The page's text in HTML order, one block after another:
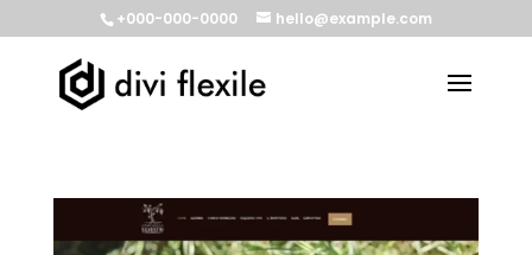
+000-000-0000 hello@example.com